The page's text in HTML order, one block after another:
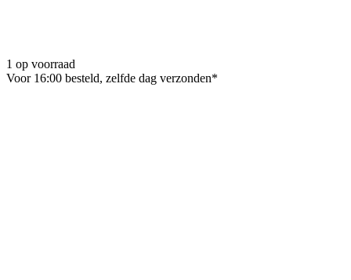
1 op voorraad
Voor 16:00 besteld, zelfde dag verzonden*